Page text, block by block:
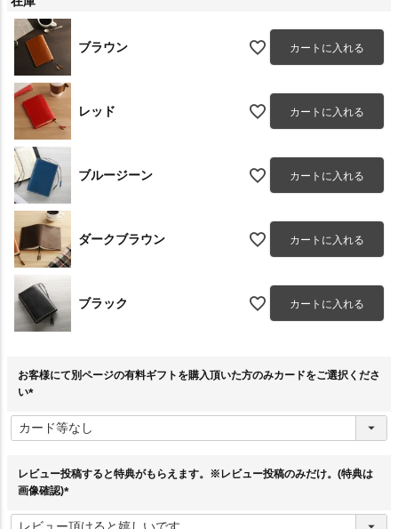
ブラウン カートに入れる
レッド カートに入れる
ブルージーン カートに入れる
ダークブラウン カートに入れる
ブラック カートに入れる
お客様にて別ページの有料ギフトを購入頂いた方のみカードをご選択くださ
い
必
須
レビュー投稿すると特典がもらえます。※レビュー投稿のみだけ。(特典は
画像確認)
必